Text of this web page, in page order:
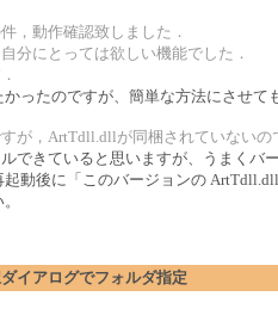
，動作確認致しました．
分にとっては欲しい機能でした．
ったのですが、簡単な方法にさせて
が，ArtTdll.dllが同梱されていないの
できていると思いますが、うまくバ
起動後に「このバージョンの
イアログでフォルダ指定